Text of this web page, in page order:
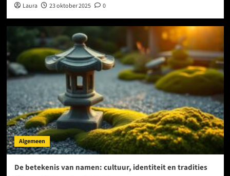
Laura 23 oktober 2025 0
Algemeen
De betekenis van namen: cultuur, identiteit en tradities